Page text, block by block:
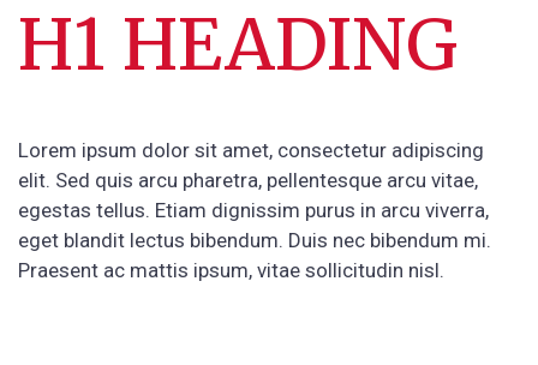
H1 HEADING
Lorem ipsum dolor sit amet, consectetur adipiscing
elit. Sed quis arcu pharetra, pellentesque arcu vitae,
egestas tellus. Etiam dignissim purus in arcu viverra,
eget blandit lectus bibendum. Duis nec bibendum mi.
Praesent ac mattis ipsum, vitae sollicitudin nisl.